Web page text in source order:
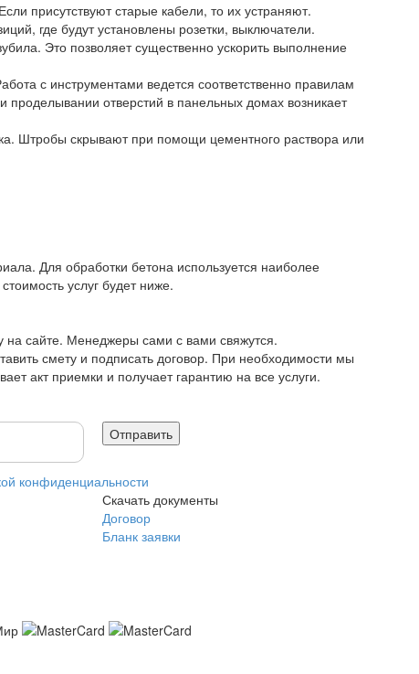
присутствуют старые кабели, то их устраняют.
где будут установлены розетки, выключатели.
Это позволяет существенно ускорить выполнение
с инструментами ведется соответственно правилам
проделывании отверстий в панельных домах возникает
Штробы скрывают при помощи цементного раствора или
Для обработки бетона используется наиболее
услуг будет ниже.
на сайте. Менеджеры сами с вами свяжутся.
смету и подписать договор. При необходимости мы
акт приемки и получает гарантию на все услуги.
конфиденциальности
Скачать документы
Договор
Бланк заявки